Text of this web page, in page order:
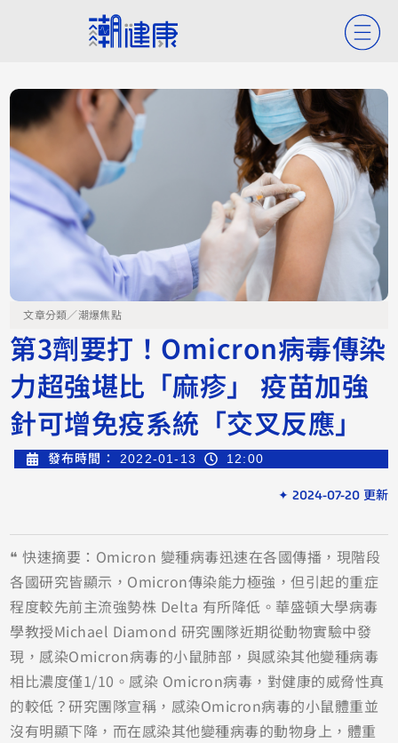
文章分類／潮爆焦點
第3劑要打！Omicron病毒傳染
力超強堪比「麻疹」 疫苗加強
針可增免疫系統「交叉反應」
發布時間： 2022-01-13 12:00
✦ 2024-07-20 更新
❝ 快速摘要：Omicron 變種病毒迅速在各國傳播，現階段
各國研究皆顯示，Omicron傳染能力極強，但引起的重症
程度較先前主流強勢株 Delta 有所降低。華盛頓大學病毒
學教授Michael Diamond 研究團隊近期從動物實驗中發
現，感染Omicron病毒的小鼠肺部，與感染其他變種病毒
相比濃度僅1/10。感染 Omicron病毒，對健康的威脅性真
的較低？研究團隊宣稱，感染Omicron病毒的小鼠體重並
沒有明顯下降，而在感染其他變種病毒的動物身上，體重